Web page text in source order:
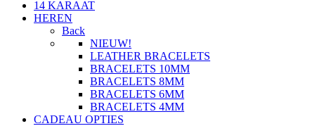
14 KARAAT
HEREN
Back
NIEUW!
LEATHER BRACELETS
BRACELETS 10MM
BRACELETS 8MM
BRACELETS 6MM
BRACELETS 4MM
CADEAU OPTIES